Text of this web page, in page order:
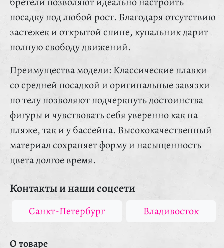
посадку под любой рост. Благодаря отсутствию
застежек и открытой спине, купальник дарит
полную свободу движений.
Преимущества модели: Классические плавки
со средней посадкой и оригинальные завязки
по телу позволяют подчеркнуть достоинства
фигуры и чувствовать себя уверенно как на
пляже, так и у бассейна. Высококачественный
материал сохраняет форму и насыщенность
цвета долгое время.
Контакты и наши соцсети
Санкт-Петербург Владивосток
О товаре